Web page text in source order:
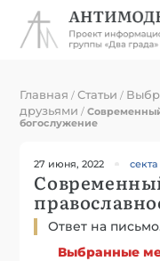
Главная /Статьи /
друзьями /
богослужение
27 июня, 2022
Ответ на
Выбранные